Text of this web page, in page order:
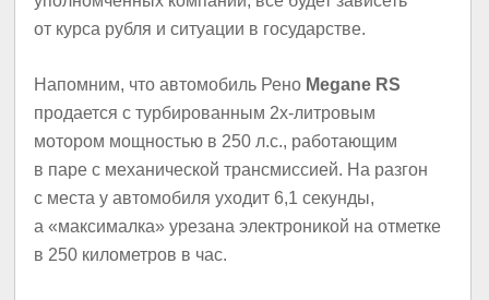
от курса рубля и ситуации в государстве.
Напомним, что автомобиль Рено Megane RS
продается с турбированным 2х-литровым
мотором мощностью в 250 л.с., работающим
в паре с механической трансмиссией. На разгон
с места у автомобиля уходит 6,1 секунды,
а «максималка» урезана электроникой на отметке
в 250 километров в час.